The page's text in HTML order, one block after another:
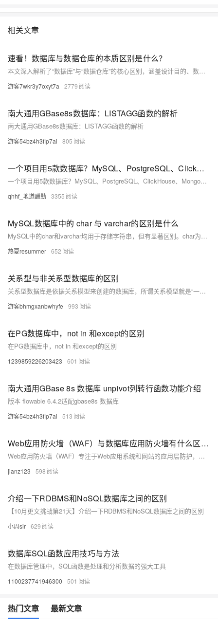
相关文章
速看！数据库与数据仓库的本质区别是什么？
本文深入解析了“数据库”与“数据仓库”的核心区别，涵盖设计目的、数据结构、使用场景、性能优化和数据更新五个维度。数据库主要用于支持实时业务操作，强调事务处理效率；数据仓库则面向企业分析决策，注重海量数据的整合与查询性能。二者在企业中各司其职，缺一不可。
游客7wkr3y7oxyt7a 2779
南大通用GBase8s数据库：LISTAGG函数的解析
南大通用GBase8s数据库：LISTAGG函数的解析
游客54bz4h3flp7ai 805
一个项目用5款数据库？MySQL、PostgreSQL、ClickHouse、MongoDB区别，适用场景
一个项目用5款数据库？MySQL、PostgreSQL、ClickHouse、MongoDB——特点、性能、扩展性、安全性、适用场景比较
qhhf_地道酬勤 3355
MySQL数据库中的 char 与 varchar的区别是什么
MySQL中的char和varchar均用于存储字符串，但有显著区别。char为定长类型，固定长度，存储空间始终为设定值，适合长度固定的数据如手机号。varchar为变长类型，仅占用实际数据所需空间，适合长度不固定的内容如用户名。二者在性能与空间利用上各有优劣，应根据实际场景合理选择。
热夏resummer 652
关系型与非关系型数据库的区别
关系型数据库是依据关系模型来创建的数据库，所谓关系模型就是“一对一”、“一对多”、“对多对”等。常见的关系型数据库有Oracle、MySQL、SQL Server等。非关系型数据库主要基于“非关系型模型”，其中非关系型模型有：列模型、键值对模型、文档类模型。比如redis属于键值对模型。 MongoDB属于文档模型 关系型数据库的优点： ● 易于维护：都是使用表结构，格式一致。 ● 使用方便：SQL语言通用，可用于复杂查询。 ● 复杂操作：支持SQL，可用于一个表以及多个表之间非常复杂的查询。 关系型数据库的缺点： ● 读写性能比较差，尤其是海量数据的高效率读写。 ● 固定的表结构，灵活
游客bhmgxanbwhyfe 993
在PG数据库中，not in 和except的区别
在PG数据库中，not in 和except的区别
1239859226203423 601
南大通用GBase 8s 数据库 unpivot列转行函数功能介绍
版本 flowable 6.4.2适配gbase8s 数据库
游客54bz4h3flp7ai 513
Web应用防火墙（WAF）与数据库应用防火墙有什么区别？
Web应用防火墙（WAF）专注于Web应用系统和网站的应用层防护，可有效应对OWASP Top 10等常见攻击，防止SQL注入、CC攻击等。而数据库应用防火墙则位于应用服务器与数据库之间，提供数据库访问控制、攻击阻断、虚拟补丁等高级防护功能，直接保护数据库免受攻击。两者分别针对Web层和数据库层提供不同的安全保护。
jianz123 598
介绍一下RDBMS和NoSQL数据库之间的区别
【10月更文挑战第21天】介绍一下RDBMS和NoSQL数据库之间的区别
小周sir 629
数据库SQL函数应用技巧与方法
在数据库管理中，SQL函数是处理和分析数据的强大工具
1100237741946300 501
热门文章 最新文章